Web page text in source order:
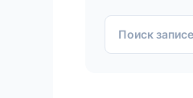
Поиск записей